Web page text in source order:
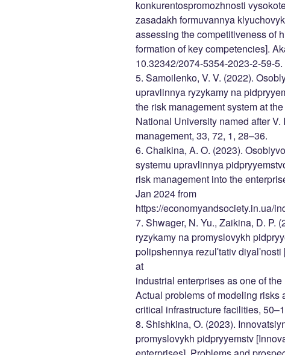
konkurentospromozhnosti
zasadakh formuvannya
assessing the competitiveness of
formation of key competencies].
10.32342/2074-5354-2023-2-59-5.
5. Samoilenko, V. V. (2022).
upravlinnya ryzykamy na
the risk management system at
National University named after
management, 33, 72, 1, 28–36.
6. Chaikina, A. O. (2023).
systemu upravlinnya
risk management into the
Jan 2024 from
https://economyandsociety.in.ua/
7. Shwager, N. Yu., Zaikina, D. P.
ryzykamy na promyslovykh
polipshennya rezulʹtativ
at
industrial enterprises as one of
Actual problems of modeling risks
critical infrastructure facilities,
8. Shishkina, O. (2023).
promyslovykh pidpryyemstv